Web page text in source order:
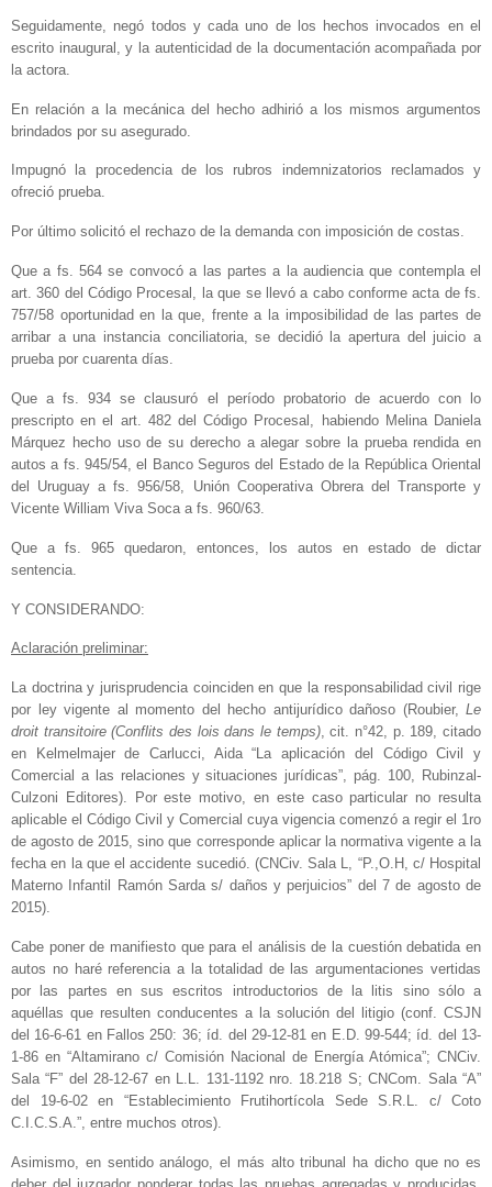
Seguidamente, negó todos y cada uno de los hechos invocados en el
escrito inaugural, y la autenticidad de la documentación acompañada por
la actora.
En relación a la mecánica del hecho adhirió a los mismos argumentos
brindados por su asegurado.
Impugnó la procedencia de los rubros indemnizatorios reclamados y
ofreció prueba.
Por último solicitó el rechazo de la demanda con imposición de costas.
Que a fs. 564 se convocó a las partes a la audiencia que contempla el
art. 360 del Código Procesal, la que se llevó a cabo conforme acta de fs.
757/58 oportunidad en la que, frente a la imposibilidad de las partes de
arribar a una instancia conciliatoria, se decidió la apertura del juicio a
prueba por cuarenta días.
Que a fs. 934 se clausuró el período probatorio de acuerdo con lo
prescripto en el art. 482 del Código Procesal, habiendo Melina Daniela
Márquez hecho uso de su derecho a alegar sobre la prueba rendida en
autos a fs. 945/54, el Banco Seguros del Estado de la República Oriental
del Uruguay a fs. 956/58, Unión Cooperativa Obrera del Transporte y
Vicente William Viva Soca a fs. 960/63.
Que a fs. 965 quedaron, entonces, los autos en estado de dictar
sentencia.
Y CONSIDERANDO:
Aclaración preliminar:
La doctrina y jurisprudencia coinciden en que la responsabilidad civil rige
por ley vigente al momento del hecho antijurídico dañoso (Roubier, Le
droit transitoire (Conflits des lois dans le temps), cit. n°42, p. 189, citado
en Kelmelmajer de Carlucci, Aida “La aplicación del Código Civil y
Comercial a las relaciones y situaciones jurídicas”, pág. 100, Rubinzal-
Culzoni Editores). Por este motivo, en este caso particular no resulta
aplicable el Código Civil y Comercial cuya vigencia comenzó a regir el 1ro
de agosto de 2015, sino que corresponde aplicar la normativa vigente a la
fecha en la que el accidente sucedió. (CNCiv. Sala L, “P.,O.H, c/ Hospital
Materno Infantil Ramón Sarda s/ daños y perjuicios” del 7 de agosto de
2015).
Cabe poner de manifiesto que para el análisis de la cuestión debatida en
autos no haré referencia a la totalidad de las argumentaciones vertidas
por las partes en sus escritos introductorios de la litis sino sólo a
aquéllas que resulten conducentes a la solución del litigio (conf. CSJN
del 16-6-61 en Fallos 250: 36; íd. del 29-12-81 en E.D. 99-544; íd. del 13-
1-86 en “Altamirano c/ Comisión Nacional de Energía Atómica”; CNCiv.
Sala “F” del 28-12-67 en L.L. 131-1192 nro. 18.218 S; CNCom. Sala “A”
del 19-6-02 en “Establecimiento Frutihortícola Sede S.R.L. c/ Coto
C.I.C.S.A.”, entre muchos otros).
Asimismo, en sentido análogo, el más alto tribunal ha dicho que no es